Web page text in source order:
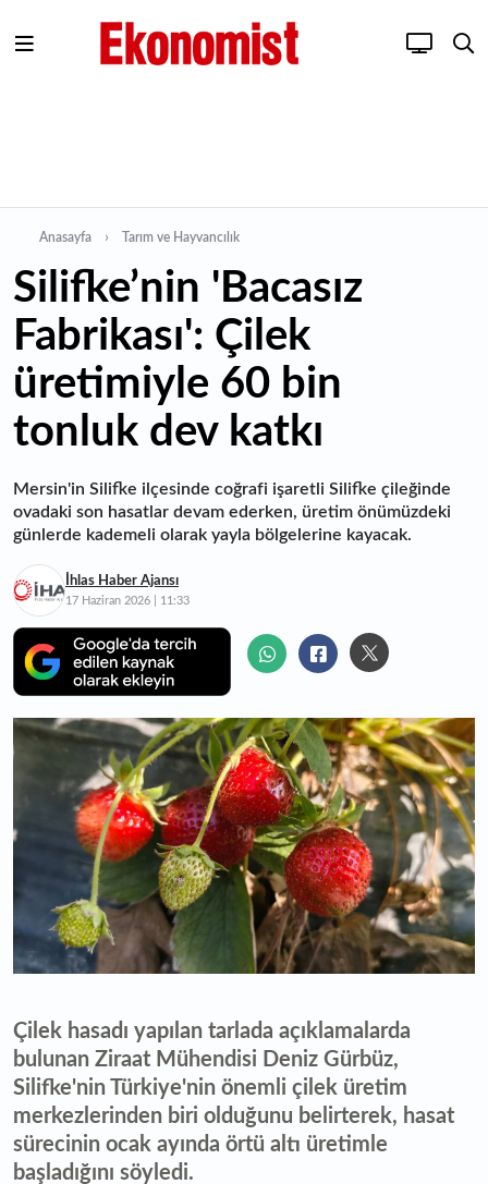
Anasayfa Tarım ve Hayvancılık
Silifke’nin 'Bacasız
Fabrikası': Çilek
üretimiyle 60 bin
tonluk dev katkı
Mersin'in Silifke ilçesinde coğrafi işaretli Silifke çileğinde
ovadaki son hasatlar devam ederken, üretim önümüzdeki
günlerde kademeli olarak yayla bölgelerine kayacak.
İhlas Haber Ajansı
17 Haziran 2026 | 11:33
Çilek hasadı yapılan tarlada açıklamalarda
bulunan Ziraat Mühendisi Deniz Gürbüz,
Silifke'nin Türkiye'nin önemli çilek üretim
merkezlerinden biri olduğunu belirterek, hasat
sürecinin ocak ayında örtü altı üretimle
başladığını söyledi.